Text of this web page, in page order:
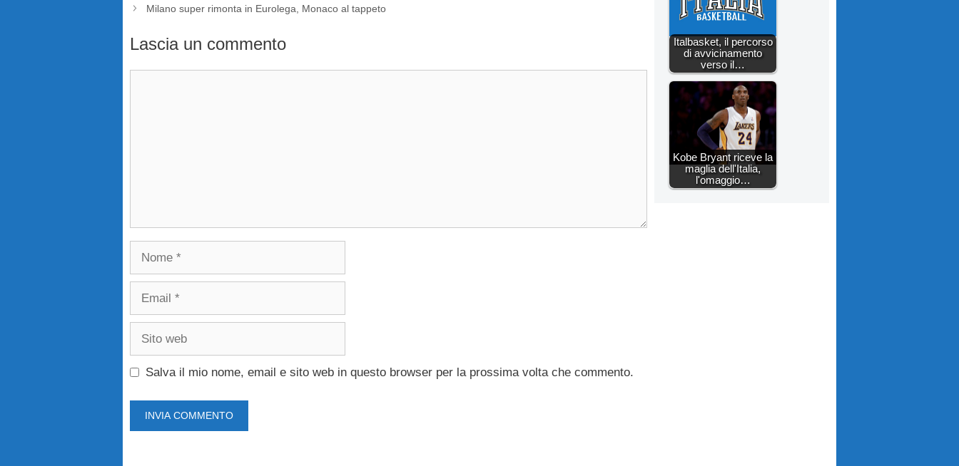
Milano super rimonta in Eurolega, Monaco al tappeto
Lascia un commento
Nome
Email
Sito
Salva il mio nome, email e sito web in questo browser per la prossima volta che commento.
Italbasket, il percorso
di avvicinamento
verso il…
Kobe Bryant riceve la
maglia dell'Italia,
l'omaggio…